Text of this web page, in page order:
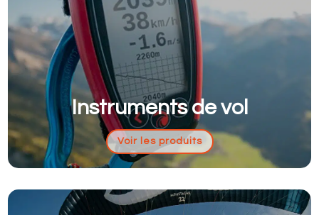
Instruments de vol
Voir les produits